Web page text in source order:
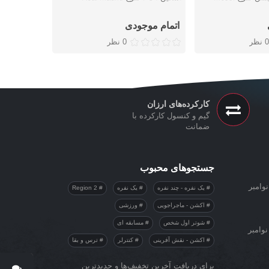
0 نظر
اتمام موجودی
0 نظر
کارکرده‌های ارزان
گیم و کنسول کارکرده با
ضمانت
جستجوهای محبوب
یک نفره - چند نفره یک نفره
اکشن - ماجراجویی ورزشی
شوتر اول شخص مسابقه ای
اکشن - نقش آفرینی کنترلر ترس و بقا
برای دریافت آخرین تخفیف‌ها و جدیدترین